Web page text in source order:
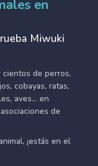
en
Miwuki
de perros,
cobayas, ratas,
aves... en
de
¡estás en el